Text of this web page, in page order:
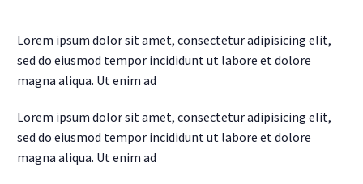
Lorem ipsum dolor sit amet, consectetur adipisicing elit,
sed do eiusmod tempor incididunt ut labore et dolore
magna aliqua. Ut enim ad
Lorem ipsum dolor sit amet, consectetur adipisicing elit,
sed do eiusmod tempor incididunt ut labore et dolore
magna aliqua. Ut enim ad